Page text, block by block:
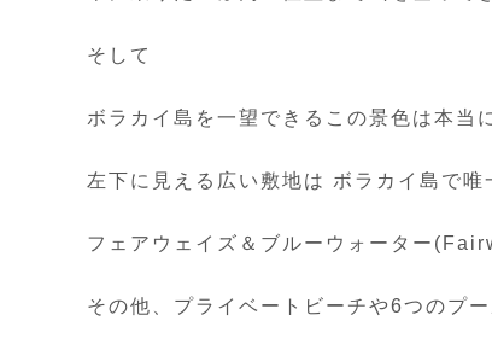
そして
ボラカイ島を一望できるこの景色は本当
左下に見える広い敷地は ボラカイ島で
フェアウェイズ＆ブルーウォーター
その他、プライベートビーチや6つのプ